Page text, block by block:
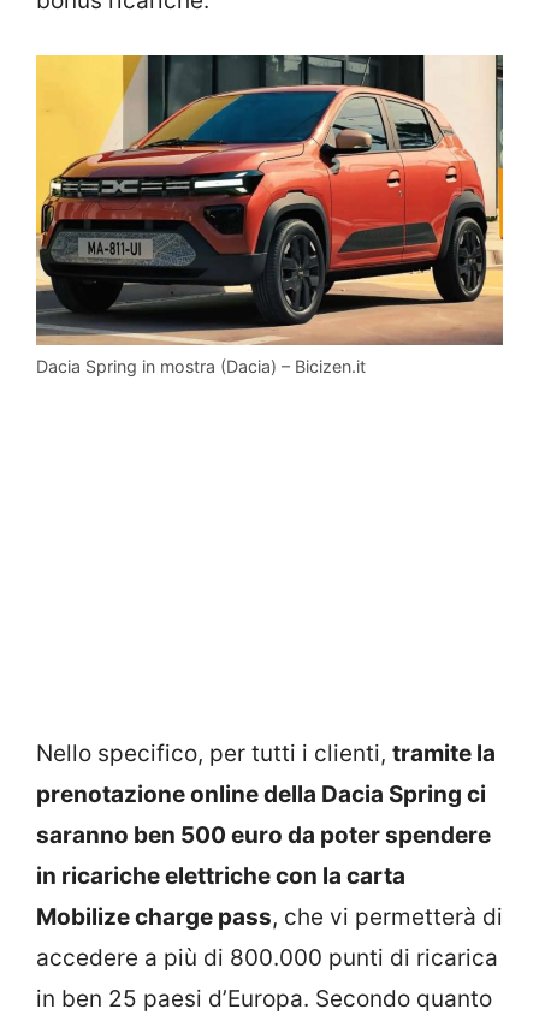
Dacia Spring in mostra (Dacia) – Bicizen.it
Nello specifico, per tutti i clienti, tramite la
prenotazione online della Dacia Spring ci
saranno ben 500 euro da poter spendere
in ricariche elettriche con la carta
Mobilize charge pass, che vi permetterà di
accedere a più di 800.000 punti di ricarica
in ben 25 paesi d’Europa. Secondo quanto